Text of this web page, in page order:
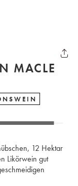
MACLE
12 Hektar
Likörwein gut